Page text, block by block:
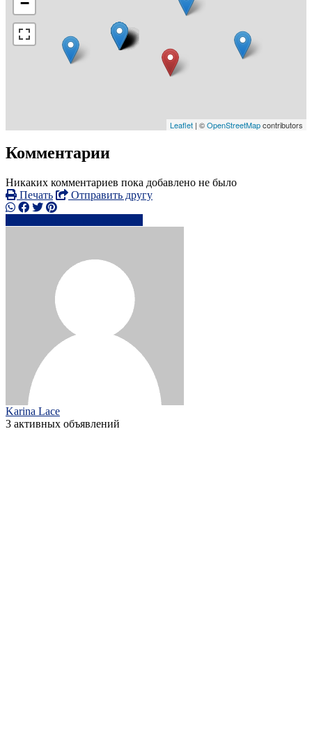
Leaflet | ©OpenStreetMapcontributors
Комментарии
Никаких комментариев пока добавлено не было
Печать
Отправить другу
Karina Lace
3 активных объявлений